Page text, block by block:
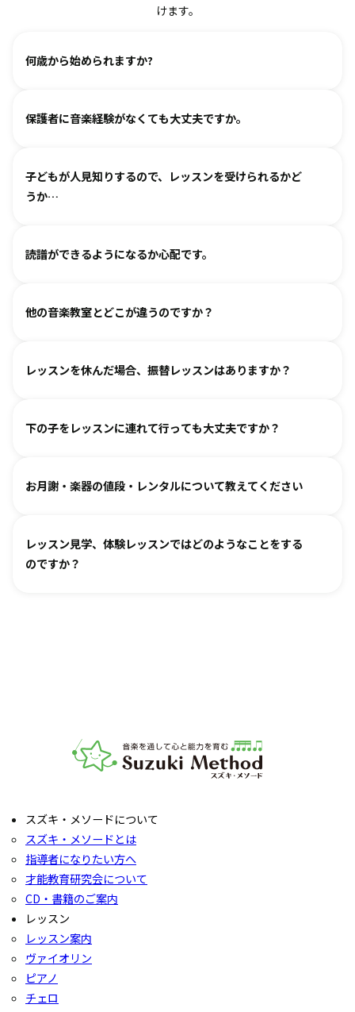
けます。
何歳から始められますか?
ヴァイオリン、ピアノ、フルート、チェロは2、3歳から始め
（楽器のレッスンを始める前の0〜3歳児コースは全国に約15
箇所ございます。）
保護者に音楽経験がなくても大丈夫ですか。
基本は個人レッスンで、一人一人に合わせて指導しておりま
す。楽器に触れるのが初めてのお子様・ご家庭でも基礎から
グループレッスンやイベントなど、楽しくご参加いただける
る、というお声も多くいただいております。
子どもが人見知りするので、レッスンを受けられるかど
うか…
各指導者がお子様の個性に合わせて、安心して音楽を楽しん
ご覧いただき、徐々に慣れていただくのがおすすめです。お
読譜ができるようになるか心配です。
各指導者がお子様の様子を見ながら工夫をして指導していま
どを通して楽しみながら自然に読譜に慣れていきます。
他の音楽教室とどこが違うのですか？
言葉を身につけるのと同じように、まずはたくさん聴いて、
ァルトなどの名曲を弾けるようになります。指導者は 養成課
レッスンを休んだ場合、振替レッスンはありますか？
教室ごとに時間割を組んでおりますので、各教室までご相談
オンラインレッスン対応が可能な教室もございます。
下の子をレッスンに連れて行っても大丈夫ですか？
どうぞお連れください。まずはレッスン見学にお越しいただ
お月謝・楽器の値段・レンタルについて教えてください
お月謝は教室により異なります。教室情報ページ をご参照く
ださい。
レッスン見学、体験レッスンではどのようなことをする
のですか？
音楽教室スズキ・メソード | 公益社団法人才能教育研究
スズキ・メソードについて
スズキ・メソードとは
指導者になりたい方へ
才能教育研究会について
CD・書籍のご案内
レッスン
レッスン案内
ヴァイオリン
ピアノ
チェロ